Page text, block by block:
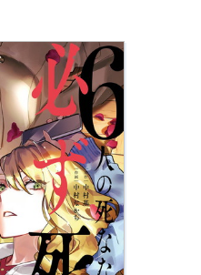
採用情報